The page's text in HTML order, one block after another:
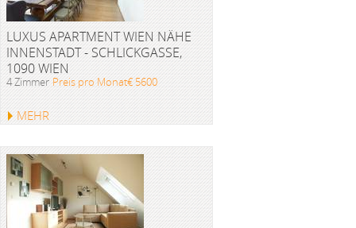
LUXUS APARTMENT WIEN NÄHE
INNENSTADT - SCHLICKGASSE,
1090 WIEN
4 Zimmer Preis pro Monat€ 5600
MEHR